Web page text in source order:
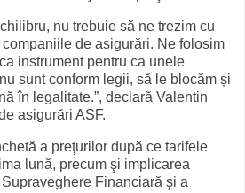
nu trebuie să ne trezim cu
de asigurări. Ne folosim
instrument pentru ca unele
sunt conform legii, să le blocăm și
în legalitate.”, declară Valentin
asigurări ASF.
a preţurilor după ce tarifele
lună, precum şi implicarea
Financiară şi a